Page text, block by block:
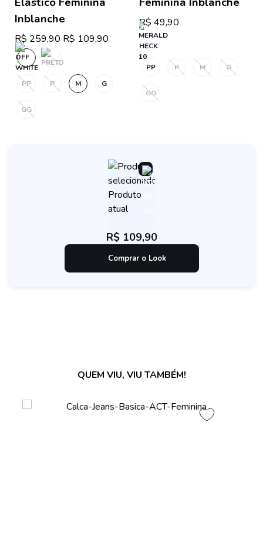
Inblanche
R$ 259,90 R$ 109,90
PP P M G
GG
R$ 49,90
PP P M G
GG
Produto
atual
R$ 109,90
Comprar o Look
QUEM VIU, VIU TAMBÉM!